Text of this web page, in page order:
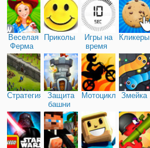
Веселая
Ферма
Приколы
Игры на
время
Кликеры
Стратегия
Защита
башни
МотоциклыЗмейка